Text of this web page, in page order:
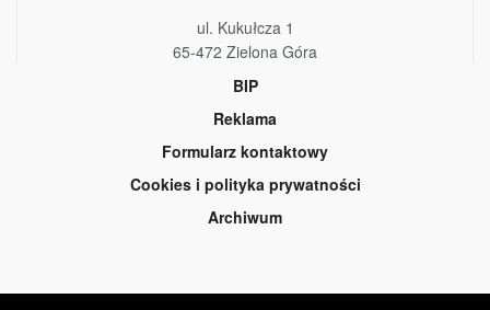
ul. Kukułcza 1
65-472 Zielona Góra
BIP
Reklama
Formularz kontaktowy
Cookies i polityka prywatności
Archiwum